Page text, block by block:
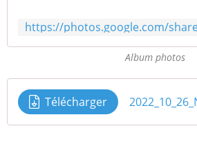
Album photos
Télécharger